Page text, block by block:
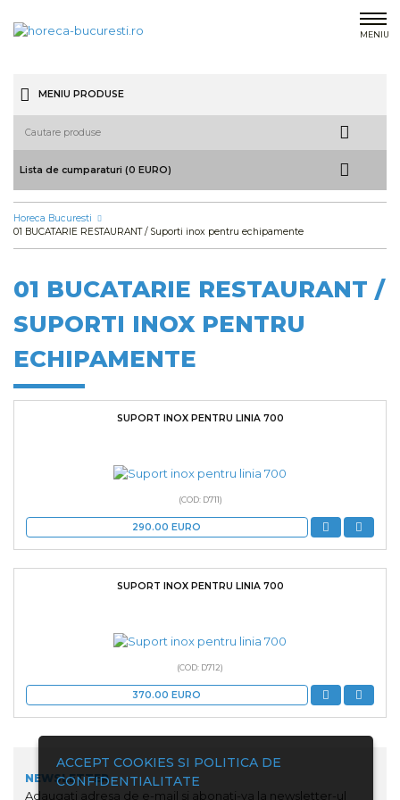
MENIU
MENIU PRODUSE
Lista de cumparaturi (0 EURO)
Horeca Bucuresti
01 BUCATARIE RESTAURANT / Suporti inox pentru echipamente
01 BUCATARIE RESTAURANT /
SUPORTI INOX PENTRU
ECHIPAMENTE
SUPORT INOX PENTRU LINIA 700
(COD: D711)
290.00 EURO
SUPORT INOX PENTRU LINIA 700
(COD: D712)
370.00 EURO
NEWSLETTER
Adaugati adresa de e-mail si abonati-va la newsletter-ul
ACCEPT COOKIES SI POLITICA DE
CONFIDENTIALITATE